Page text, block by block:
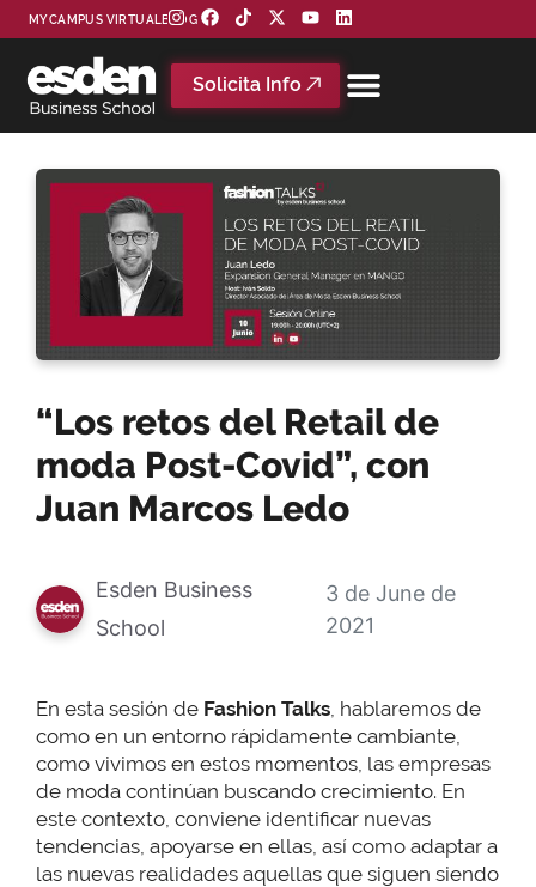
MYCAMPUS VIRTUAL BLOG
Solicita Info
“Los retos del Retail de
moda Post-Covid”, con
Juan Marcos Ledo
Esden Business
School
3 de June de
2021
En esta sesión de Fashion Talks , hablaremos de
como en un entorno rápidamente cambiante,
como vivimos en estos momentos, las empresas
de moda continúan buscando crecimiento. En
este contexto, conviene identificar nuevas
tendencias, apoyarse en ellas, así como adaptar a
las nuevas realidades aquellas que siguen siendo